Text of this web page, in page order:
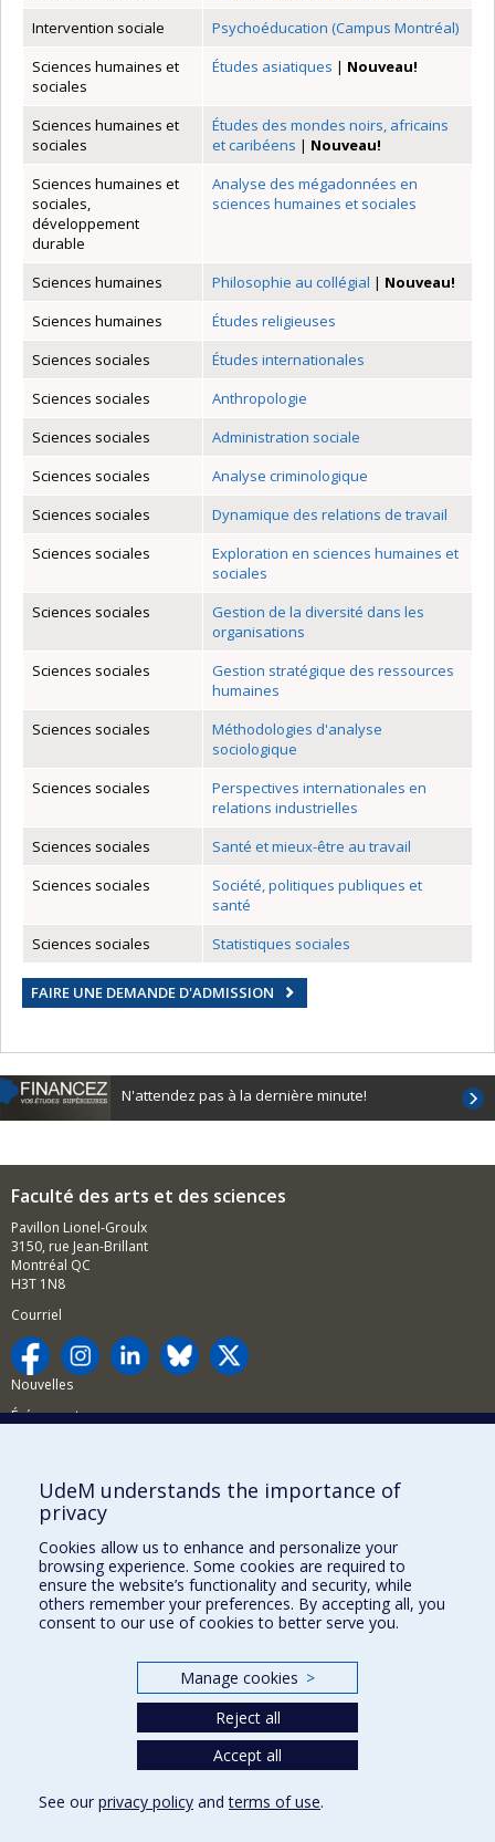
Intervention sociale
Psychoéducation (Campus Montréal)
Sciences humaines et
sociales
Études asiatiques | Nouveau!
Sciences humaines et
sociales
Études des mondes noirs, africains
et caribéens | Nouveau!
Sciences humaines et
sociales,
développement
durable
Analyse des mégadonnées en
sciences humaines et sociales
Sciences humaines Philosophie au collégial | Nouveau!
Sciences humaines
Études religieuses
Sciences sociales
Études internationales
Sciences sociales
Anthropologie
Sciences sociales
Administration sociale
Sciences sociales
Analyse criminologique
Sciences sociales
Dynamique des relations de travail
Sciences sociales
Exploration en sciences humaines et
sociales
Sciences sociales
Gestion de la diversité dans les
organisations
Sciences sociales
Gestion stratégique des ressources
humaines
Sciences sociales
Méthodologies d'analyse
sociologique
Sciences sociales
Perspectives internationales en
relations industrielles
Sciences sociales
Santé et mieux-être au travail
Sciences sociales
Société, politiques publiques et
santé
Sciences sociales
Statistiques sociales
FAIRE UNE DEMANDE D'ADMISSION
N'attendez pas à la dernière minute!
Faculté des arts et des sciences
Pavillon Lionel-Groulx
3150, rue Jean-Brillant
Montréal QC
H3T 1N8
Courriel
Nouvelles
Événements
BESOIN D'AIDE?
Plan du site
Signaler une erreur
Accessibilité
FACULTÉ DES ARTS ET DES SCIENCES
Nos départements et écoles
Nos centres d'études
Nos programmes et cours
Privacy
UdeM understands the importance of
privacy
Cookies allow us to enhance and personalize your
browsing experience. Some cookies are required to
ensure the website’s functionality and security, while
others remember your preferences. By accepting all, you
consent to our use of cookies to better serve you.
Manage cookies >
Reject all
Accept all
See our privacy policy andterms of use.